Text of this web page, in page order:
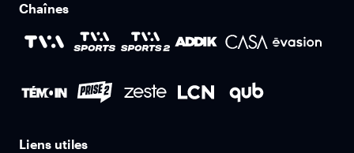
Chaînes
Liens utiles